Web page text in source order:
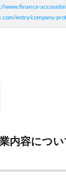
www.finance-
entry/company-
内容につい